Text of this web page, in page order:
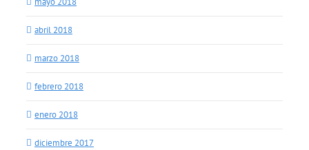
abril 2018
marzo 2018
febrero 2018
enero 2018
diciembre 2017